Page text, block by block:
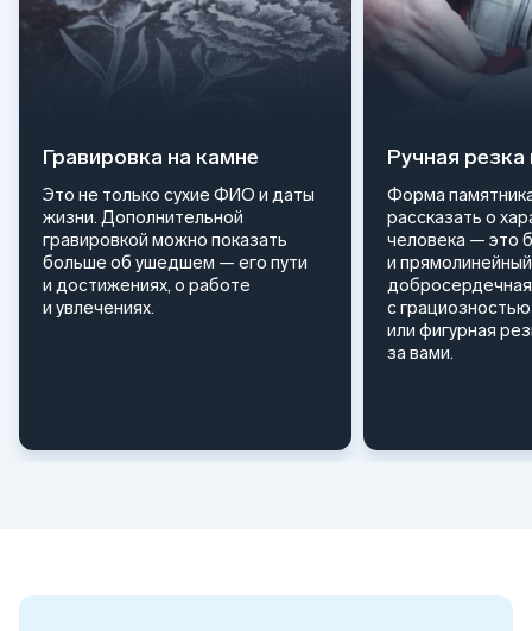
Гравировка на камне
Это не только сухие ФИО и даты
жизни. Дополнительной
гравировкой можно показать
больше об ушедшем — его пути
и достижениях, о работе
и увлечениях.
Ручная
Форма
рассказать о
человека — это
и
с
или фигурная
за вами.